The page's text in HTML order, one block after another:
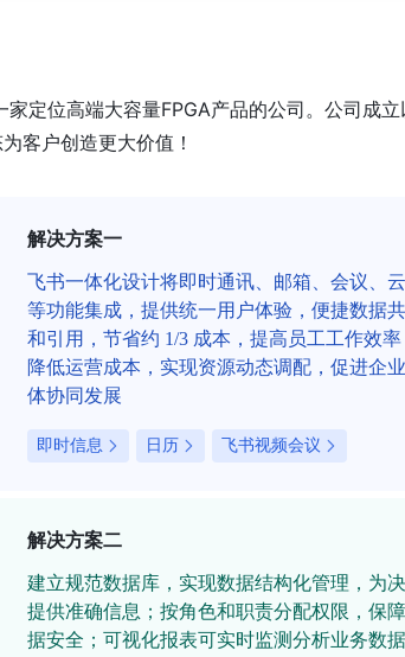
定位高端大容量FPGA产品的公司。公司成立
客户创造更大价值！
解决方案一
飞书一体化设计将即时通讯、邮箱、会议、
等功能集成，提供统一用户体验，便捷数据
和引用，节省约 1/3 成本，提高员工工作效率
降低运营成本，实现资源动态调配，促进企
体协同发展
即时信息 日历 飞书视频会议
解决方案二
建立规范数据库，实现数据结构化管理，为
提供准确信息；按角色和职责分配权限，保
据安全；可视化报表可实时监测分析业务数据